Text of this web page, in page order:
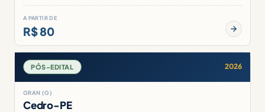
A PARTIR DE
R$ 80
PÓS-EDITAL 2026
GRAN (G)
Cedro-PE